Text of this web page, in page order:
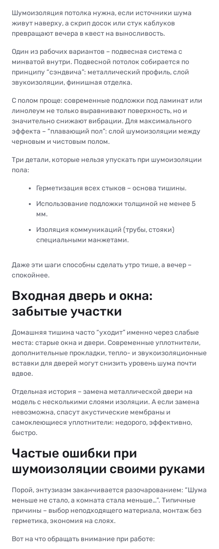
Шумоизоляция потолка нужна, если источники шума
живут наверху, а скрип досок или стук каблуков
превращают вечера в квест на выносливость.
Один из рабочих вариантов – подвесная система с
минватой внутри. Подвесной потолок собирается по
принципу “сэндвича”: металлический профиль, слой
звукоизоляции, финишная отделка.
С полом проще: современные подложки под ламинат или
линолеум не только выравнивают поверхность, но и
значительно снижают вибрации. Для максимального
эффекта – “плавающий пол”: слой шумоизоляции между
черновым и чистовым полом.
Три детали, которые нельзя упускать при шумоизоляции
пола:
Герметизация всех стыков – основа тишины.
Использование подложки толщиной не менее 5
мм.
Изоляция коммуникаций (трубы, стояки)
специальными манжетами.
Даже эти шаги способны сделать утро тише, а вечер –
спокойнее.
Входная дверь и окна:
забытые участки
Домашняя тишина часто “уходит” именно через слабые
места: старые окна и двери. Современные уплотнители,
дополнительные прокладки, тепло- и звукоизоляционные
вставки для дверей могут снизить уровень шума почти
вдвое.
Отдельная история – замена металлической двери на
модель с несколькими слоями изоляции. А если замена
невозможна, спасут акустические мембраны и
самоклеющиеся уплотнители: недорого, эффективно,
быстро.
Частые ошибки при
шумоизоляции своими руками
Порой, энтузиазм заканчивается разочарованием: “Шума
меньше не стало, а комната стала меньше…”. Типичные
причины – выбор неподходящего материала, монтаж без
герметика, экономия на слоях.
Вот на что обращать внимание при работе: